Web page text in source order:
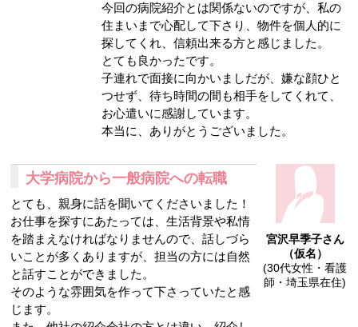
今回の病院紹介とは関係ないのですが、私の
住まいまで心配して下さり、物件を個人的に
探してくれ、信頼出来る方と感じました。
とても良かったです。
子連れで面接に向かいましだが、嫌な顔ひと
つせず、待ち時間の間も相手をしてくれて、
お心遣いに感謝しています。
本当に、ありがとうございました。
宮沢早季子さん
（仮名）
(30代女性・看護
師・埼玉県在住)
大学病院から一般病院への転職
とても、親身に話を聞いてくださいました！
お仕事を探すにあたっては、生活背景や私情
を踏まえなければなりませんので、話しづら
いことが多くありますが、担当の方には自然
と話すことができました。
そのような雰囲気を作って下さっていたと感
じます。